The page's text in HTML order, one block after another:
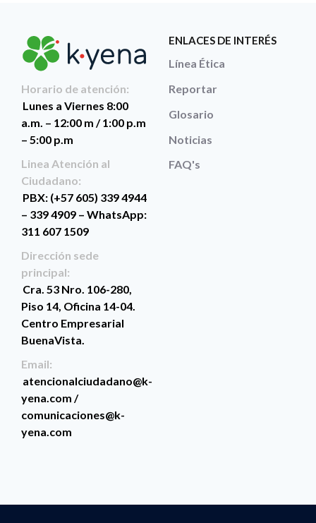
Horario de atención:
Lunes a Viernes 8:00
a.m. – 12:00 m / 1:00 p.m
– 5:00 p.m
Linea Atención al
Ciudadano:
PBX: (+57 605) 339 4944
– 339 4909 – WhatsApp:
311 607 1509
Dirección sede
principal:
Cra. 53 Nro. 106-280,
Piso 14, Oficina 14-04.
Centro Empresarial
BuenaVista.
Email:
atencionalciudadano@k-
yena.com /
comunicaciones@k-
yena.com
ENLACES DE INTERÉS
Línea Ética
Reportar
Glosario
Noticias
FAQ's